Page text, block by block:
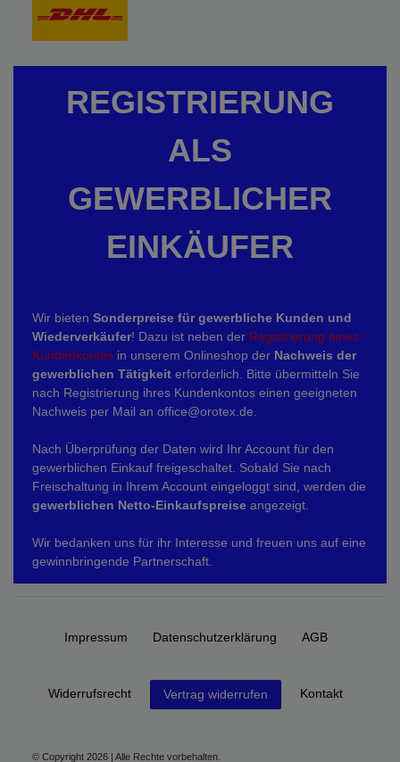
REGISTRIERUNG
ALS
GEWERBLICHER
EINKÄUFER
Wir bieten Sonderpreise für gewerbliche Kunden und
Wiederverkäufer! Dazu ist neben der Registrierung eines
Kundenkontos in unserem Onlineshop der Nachweis der
gewerblichen Tätigkeit erforderlich. Bitte übermitteln Sie
nach Registrierung ihres Kundenkontos einen geeigneten
Nachweis per Mail an office@orotex.de.
Nach Überprüfung der Daten wird Ihr Account für den
gewerblichen Einkauf freigeschaltet. Sobald Sie nach
Freischaltung in Ihrem Account eingeloggt sind, werden die
gewerblichen Netto-Einkaufspreise angezeigt.
Wir bedanken uns für ihr Interesse und freuen uns auf eine
gewinnbringende Partnerschaft.
Impressum Daten­schutz­erklärung AGB
Widerrufs­recht Vertrag widerrufen Kontakt
© Copyright 2026 | Alle Rechte vorbehalten.